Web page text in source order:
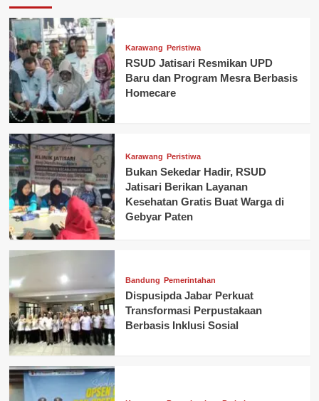
Karawang Peristiwa
RSUD Jatisari Resmikan UPD
Baru dan Program Mesra Berbasis
Homecare
Karawang Peristiwa
Bukan Sekedar Hadir, RSUD
Jatisari Berikan Layanan
Kesehatan Gratis Buat Warga di
Gebyar Paten
Bandung Pemerintahan
Dispusipda Jabar Perkuat
Transformasi Perpustakaan
Berbasis Inklusi Sosial